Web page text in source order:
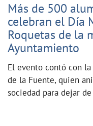
Más de 500
celebran el Día
Roquetas de la
Ayuntamiento
El evento contó con
de la Fuente, quien
sociedad para dejar